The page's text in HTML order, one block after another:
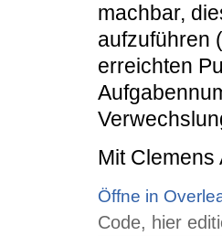
machbar,
aufzuführen
erreichten
Mit Clemens
Öffne in
Code, hier